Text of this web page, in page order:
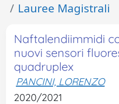
Lauree Magistrali
Naftalendiimmidi
nuovi sensori
quadruplex
PANCINI, LORENZO
2020/2021